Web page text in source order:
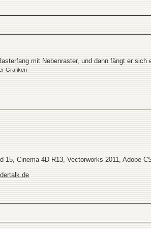
mit Nebenraster, und dann fängt er sich
Grafiken
15, Cinema 4D R13, Vectorworks 2011, Adobe